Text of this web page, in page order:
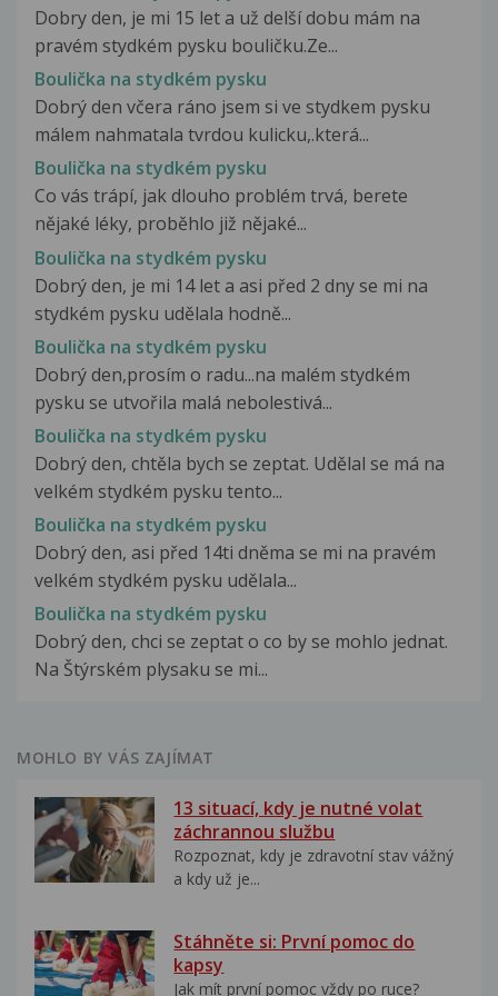
Dobry den, je mi 15 let a už delší dobu mám na
pravém stydkém pysku bouličku.Ze...
Boulička na stydkém pysku
Dobrý den včera ráno jsem si ve stydkem pysku
málem nahmatala tvrdou kulicku,.která...
Boulička na stydkém pysku
Co vás trápí, jak dlouho problém trvá, berete
nějaké léky, proběhlo již nějaké...
Boulička na stydkém pysku
Dobrý den, je mi 14 let a asi před 2 dny se mi na
stydkém pysku udělala hodně...
Boulička na stydkém pysku
Dobrý den,prosím o radu...na malém stydkém
pysku se utvořila malá nebolestivá...
Boulička na stydkém pysku
Dobrý den, chtěla bych se zeptat. Udělal se má na
velkém stydkém pysku tento...
Boulička na stydkém pysku
Dobrý den, asi před 14ti dněma se mi na pravém
velkém stydkém pysku udělala...
Boulička na stydkém pysku
Dobrý den, chci se zeptat o co by se mohlo jednat.
Na Štýrském plysaku se mi...
MOHLO BY VÁS ZAJÍMAT
13 situací, kdy je nutné volat
záchrannou službu
Rozpoznat, kdy je zdravotní stav vážný
a kdy už je...
Stáhněte si: První pomoc do
kapsy
Jak mít první pomoc vždy po ruce?